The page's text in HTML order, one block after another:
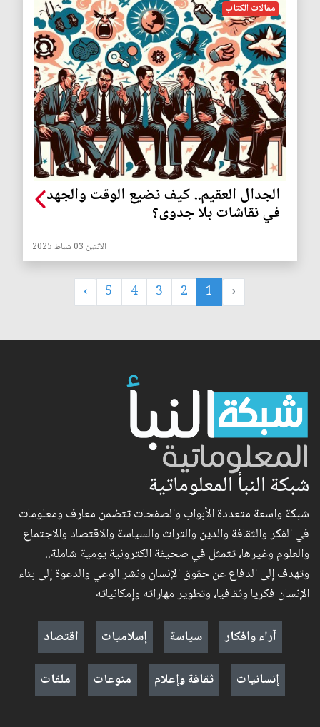
مقالات الكتاب
الجدال العقيم.. كيف نضيع الوقت والجهد
في نقاشات بلا جدوى؟
الأثنين 03 شباط 2025
‹
1
2
3
4
5
›
شبكة النبأ المعلوماتية
شبكة واسعة متعددة الأبواب والصفحات تتضمن معارف ومعلومات
في الفكر والثقافة والدين والتراث والسياسة والاقتصاد والاجتماع
والعلوم وغيرها، تتمثل في صحيفة الكترونية يومية شاملة..
وتهدف إلى الدفاع عن حقوق الإنسان ونشر الوعي والدعوة إلى بناء
الإنسان فكريا وثقافيا، وتطوير مهاراته وإمكانياته
آراء وافكار
سياسة إسلاميات
اقتصاد
إنسانيات
ثقافة وإعلام منوعات ملفات